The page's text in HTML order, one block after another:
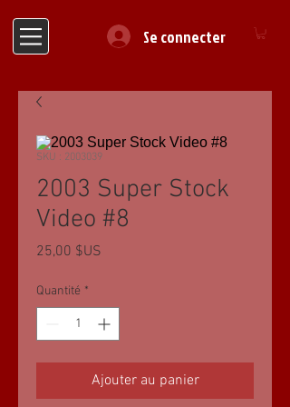
Se connecter
SKU : 2003039
2003 Super Stock
Video #8
25,00 $US
Quantité *
Ajouter au panier